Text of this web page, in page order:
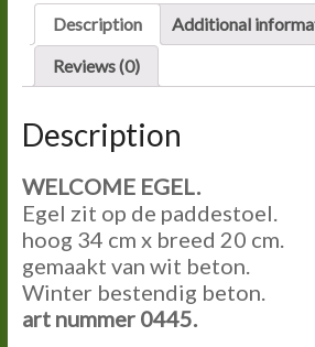
Description
Additional
Reviews (0)
Description
WELCOME EGEL.
Egel zit op de paddestoel.
hoog 34 cm x breed 20 cm.
gemaakt van wit beton.
Winter bestendig beton.
art nummer 0445.